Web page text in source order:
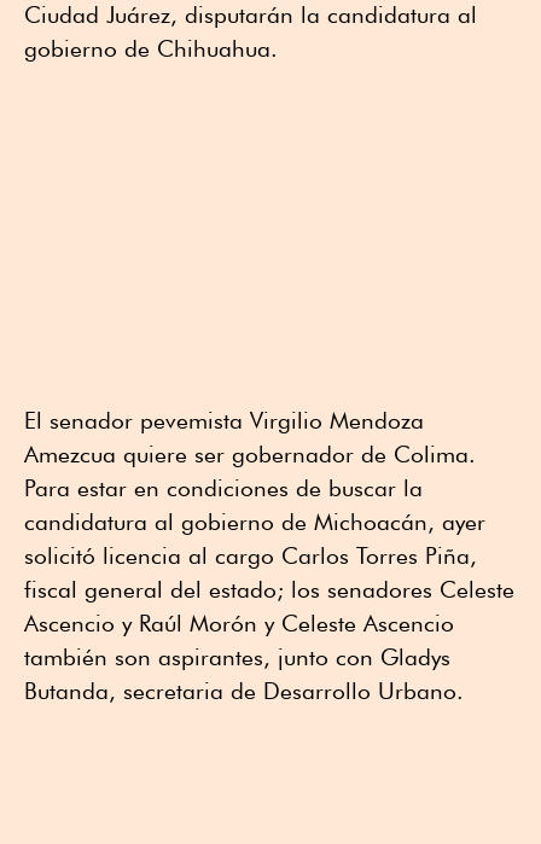
Ciudad Juárez, disputarán la candidatura al
gobierno de Chihuahua.
El senador pevemista Virgilio Mendoza
Amezcua quiere ser gobernador de Colima.
Para estar en condiciones de buscar la
candidatura al gobierno de Michoacán, ayer
solicitó licencia al cargo Carlos Torres Piña,
fiscal general del estado; los senadores Celeste
Ascencio y Raúl Morón y Celeste Ascencio
también son aspirantes, junto con Gladys
Butanda, secretaria de Desarrollo Urbano.